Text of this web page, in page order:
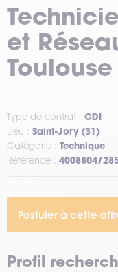
et
Toulouse
Type de contrat : CDI
Lieu : Saint-Jory (31)
Catégorie : Technique
Référence : 4008804/
Postuler à cette
Profil